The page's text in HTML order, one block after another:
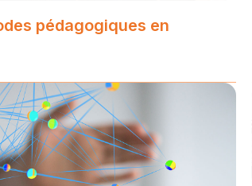
pédagogiques en